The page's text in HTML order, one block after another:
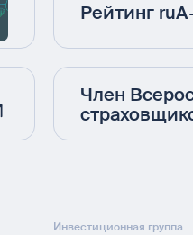
Рейтинг
Член
Инвестиционная группа